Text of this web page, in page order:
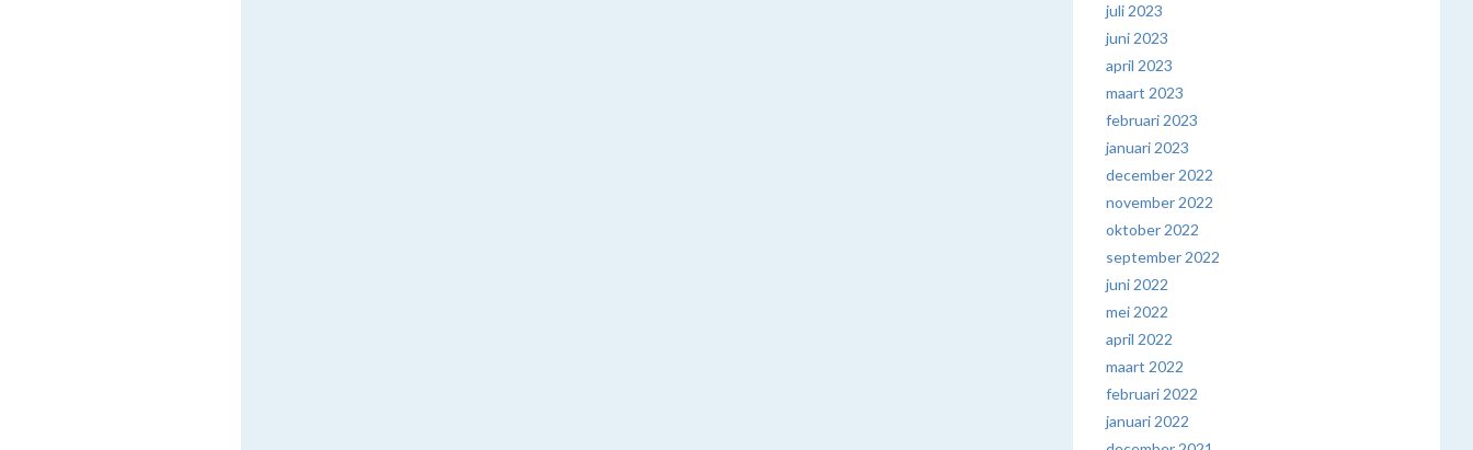
juli 2023
juni 2023
april 2023
maart 2023
februari 2023
januari 2023
december 2022
november 2022
oktober 2022
september 2022
juni 2022
mei 2022
april 2022
maart 2022
februari 2022
januari 2022